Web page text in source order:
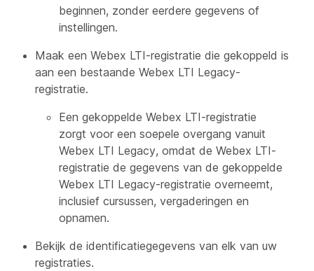
beginnen, zonder eerdere gegevens of
instellingen.
Maak een Webex LTI-registratie die gekoppeld is
aan een bestaande Webex LTI Legacy-
registratie.
Een gekoppelde Webex LTI-registratie
zorgt voor een soepele overgang vanuit
Webex LTI Legacy, omdat de Webex LTI-
registratie de gegevens van de gekoppelde
Webex LTI Legacy-registratie overneemt,
inclusief cursussen, vergaderingen en
opnamen.
Bekijk de identificatiegegevens van elk van uw
registraties.